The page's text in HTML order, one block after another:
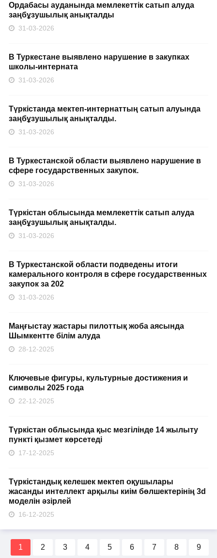
Ордабасы ауданында мемлекеттік сатып алуда
заңбұзушылық анықталды
31-03-2026
В Туркестане выявлено нарушение в закупках
школы-интерната
31-03-2026
Түркістанда мектеп-интернаттың сатып алуында
заңбұзушылық анықталды.
31-03-2026
В Туркестанской области выявлено нарушение в
сфере государственных закупок.
31-03-2026
Түркістан облысында мемлекеттік сатып алуда
заңбұзушылық анықталды.
31-03-2026
В Туркестанской области подведены итоги
камерального контроля в сфере государственных
закупок за 202
31-03-2026
Маңғыстау жастары пилоттық жоба аясында
Шымкентте білім алуда
28-12-2025
Ключевые фигуры, культурные достижения и
символы 2025 года
22-12-2025
Түркістан облысында қыс мезгілінде 14 жылыту
пункті қызмет көрсетеді
17-12-2025
Түркістандық келешек мектеп оқушылары
жасанды интеллект арқылы киім бөлшектерінің 3d
моделін әзірлей
16-12-2025
1 2 3 4 5 6 7 8 9